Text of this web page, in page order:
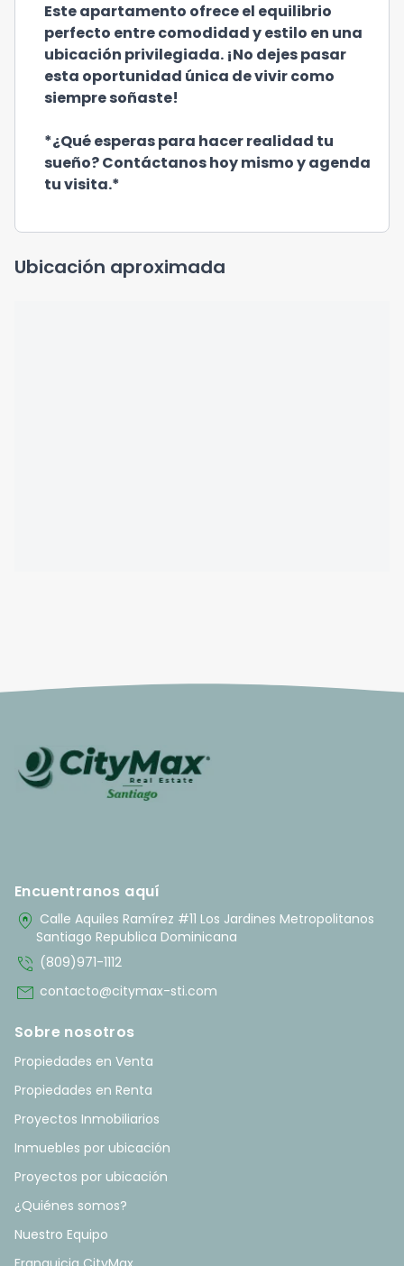
Este apartamento ofrece el equilibrio
perfecto entre comodidad y estilo en una
ubicación privilegiada. ¡No dejes pasar
esta oportunidad única de vivir como
siempre soñaste!
*¿Qué esperas para hacer realidad tu
sueño? Contáctanos hoy mismo y agenda
tu visita.*
Ubicación aproximada
Encuentranos aquí
home_pin Calle Aquiles Ramírez #11 Los Jardines Metropolitanos
Santiago Republica Dominicana
phone_in_talk (809)971-1112
mail contacto@citymax-sti.com
Sobre nosotros
Propiedades en Venta
Propiedades en Renta
Proyectos Inmobiliarios
Inmuebles por ubicación
Proyectos por ubicación
¿Quiénes somos?
Nuestro Equipo